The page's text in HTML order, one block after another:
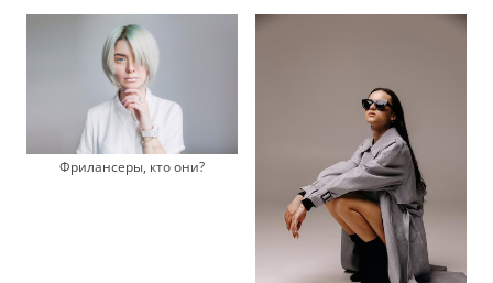
Фрилансеры, кто они?